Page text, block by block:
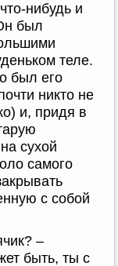
нибудь и
был
теле.
был его
никто не
и, придя в
сухой
самого
с собой
–
быть, ты с